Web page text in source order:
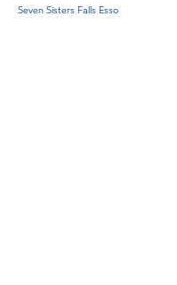
Seven Sisters Falls Esso